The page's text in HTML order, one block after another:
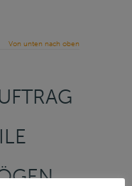
Von unten nach oben